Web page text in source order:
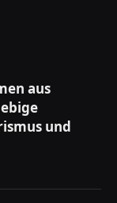
aus
und